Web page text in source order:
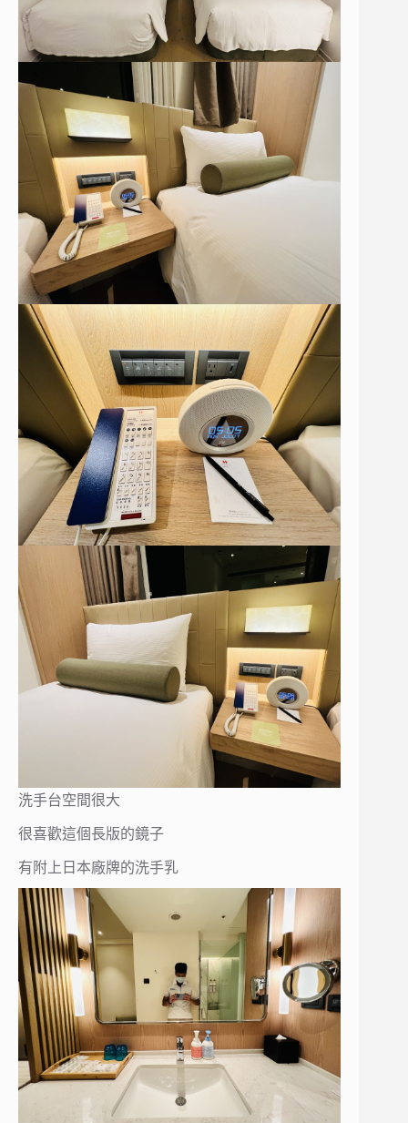
洗手台空間很大
很喜歡這個長版的鏡子
有附上日本廠牌的洗手乳